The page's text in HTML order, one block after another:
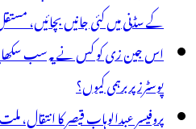
کے سڈنی میں کئی جانیں بچائیں،
اس جین زی کو کس نے یہ سب
پوسٹرز پر برہمی کیوں؟
پروفیسر عبدالوہاب قیصر کا انتقال،